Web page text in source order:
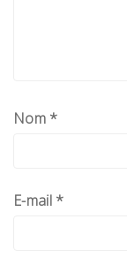
Nom *
E-mail *